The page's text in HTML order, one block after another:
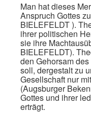
Man hat dieses
Anspruch Gottes
BIELEFELDT ).
ihrer politischen
sie ihre
BIELEFELDT).
den Gehorsam
soll, dergestalt zu
Gesellschaft nur
(Augsburger
Gottes und ihrer
erträgt.